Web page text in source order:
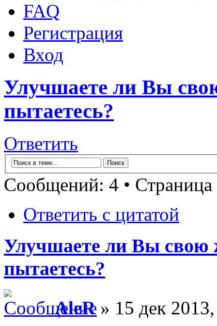
FAQ
Регистрация
Вход
Улучшаете ли Вы
пытаетесь?
Ответить
Сообщений: 4 • Страница
Ответить с цитатой
Улучшаете ли Вы свою
пытаетесь?
AleR» 15 дек